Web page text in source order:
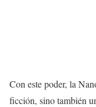
Con este poder, la
ficción, sino también